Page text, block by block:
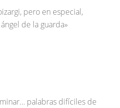
pero en especial,
de la guarda»
palabras difíciles de